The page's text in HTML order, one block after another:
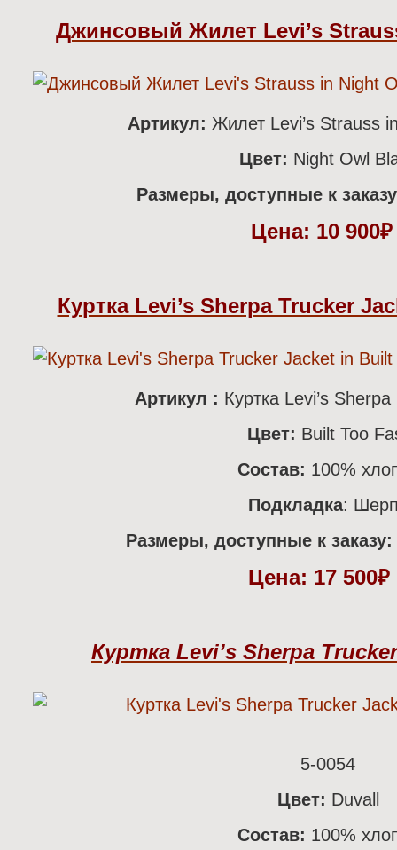
Джинсовый Жилет Levi’s
Артикул: Жилет Levi’s Strauss
Цвет: Night Owl
Размеры, доступные к
Цена: 10
Куртка Levi’s Sherpa Trucker
Артикул : Куртка Levi’s
Цвет: Built Too
Состав: 100%
Подкладка:
Размеры, доступные к заказу:
Цена: 17
Куртка Levi’s Sherpa
5-0054
Цвет: Duvall
Состав: 100%